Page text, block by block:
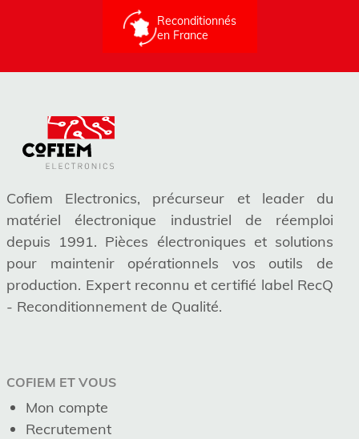
Reconditionnés
en France
Cofiem Electronics, précurseur et leader du
matériel électronique industriel de réemploi
depuis 1991. Pièces électroniques et solutions
pour maintenir opérationnels vos outils de
production. Expert reconnu et certifié label RecQ
- Reconditionnement de Qualité.
COFIEM ET VOUS
Mon compte
Recrutement